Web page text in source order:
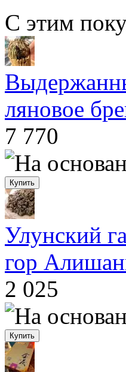
С этим
ляновое
7 770
Улунский
гор
2 025